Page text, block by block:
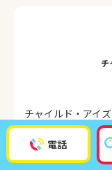
電話
チ
チャイルド・アイ
ただけます。「他
したい」など、お
わせて、ムリなく